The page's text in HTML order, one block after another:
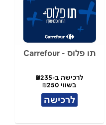
תו פלוס - Carrefour
לרכישה ב-₪235
בשווי ₪250
לרכישה